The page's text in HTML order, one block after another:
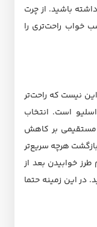
باشید. از چرت
خواب راحت‌تری را
نیست که راحت‌تر
است. انتخاب
مستقیمی بر کاهش
هرچه سریع‌تر
خوابیدن بعد از
در این زمینه حتما